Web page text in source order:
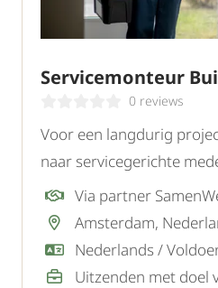
Servicemonteur
0 reviews
Voor een langdurig
naar servicegerichte
particuliere woningen
watermeters te vervangen. Een
achtergrond is niet
volledige training en
Via partner
Amsterdam,
Nederlands /
Uitzenden met doel